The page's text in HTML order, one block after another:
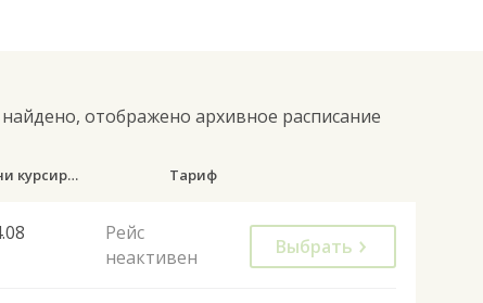
отображено архивное расписание
Дни курсирования Тариф
Рейс
неактивен
Выбрать